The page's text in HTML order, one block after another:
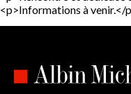
<p>Informations à venir.</